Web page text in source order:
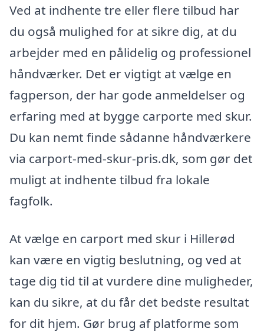
Ved at indhente tre eller flere tilbud har
du også mulighed for at sikre dig, at du
arbejder med en pålidelig og professionel
håndværker. Det er vigtigt at vælge en
fagperson, der har gode anmeldelser og
erfaring med at bygge carporte med skur.
Du kan nemt finde sådanne håndværkere
via carport-med-skur-pris.dk, som gør det
muligt at indhente tilbud fra lokale
fagfolk.
At vælge en carport med skur i Hillerød
kan være en vigtig beslutning, og ved at
tage dig tid til at vurdere dine muligheder,
kan du sikre, at du får det bedste resultat
for dit hjem. Gør brug af platforme som